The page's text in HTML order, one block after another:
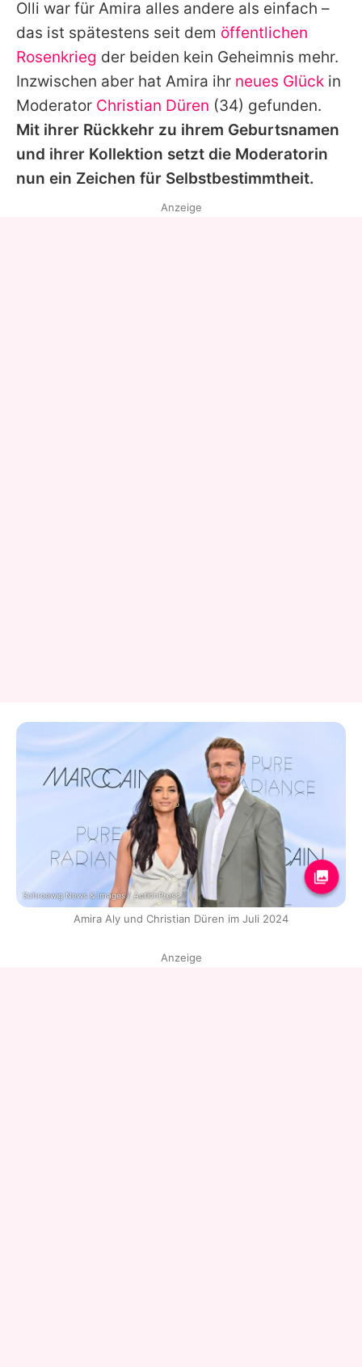
Olli war für Amira alles andere als einfach –
das ist spätestens seit dem öffentlichen
Rosenkrieg der beiden kein Geheimnis mehr.
Inzwischen aber hat Amira ihr neues Glück in
Moderator Christian Düren (34) gefunden.
Mit ihrer Rückkehr zu ihrem Geburtsnamen
und ihrer Kollektion setzt die Moderatorin
nun ein Zeichen für Selbstbestimmtheit.
Anzeige
Schroewig News & Images / ActionPress
Amira Aly und Christian Düren im Juli 2024
Anzeige